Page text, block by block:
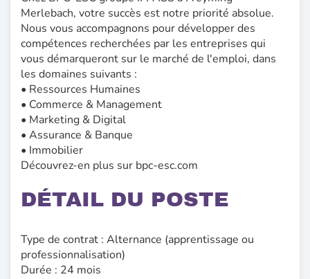
Merlebach, votre succès est notre priorité absolue.
Nous vous accompagnons pour développer des
compétences recherchées par les entreprises qui
vous démarqueront sur le marché de l'emploi, dans
les domaines suivants :
• Ressources Humaines
• Commerce & Management
• Marketing & Digital
• Assurance & Banque
• Immobilier
Découvrez-en plus sur bpc-esc.com
DÉTAIL DU POSTE
Type de contrat : Alternance (apprentissage ou
professionnalisation)
Durée : 24 mois